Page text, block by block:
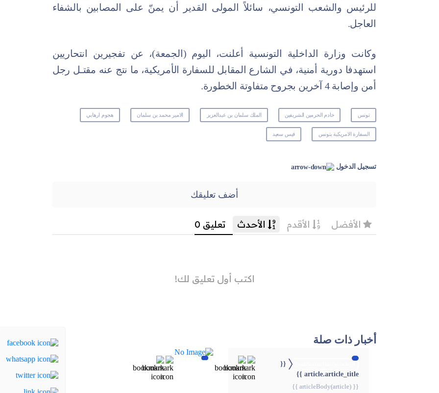
للرئيس والشعب التونسي، سائلاً المولى القدير أن يمنّ على المصابين بالشفاء
العاجل.
وكانت وزارة الداخلية التونسية أعلنت، اليوم (الجمعة)، عن تفجيرين انتحاريين
استهدفا دورية أمنية، في الشارع المقابل للسفارة الأمريكية، ما نتج عنه مقتـل رجل
أمن وإصابة 4 آخرين بجروح متفاوتة الخطورة.
تونس خادم الحرمين الشريفين الملك سلمان بن عبدالعزيز الامير محمد بن سلمان هجوم ارهابي
السفارة الامريكية بتونس قيس سعيد
تسجيل الدخول
أضف تعليقك
أخبار ذات صلة
{{
article.article_title }}
{{ articleBody(article) }}